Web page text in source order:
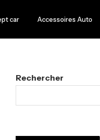
car Accessoires Auto
Rechercher